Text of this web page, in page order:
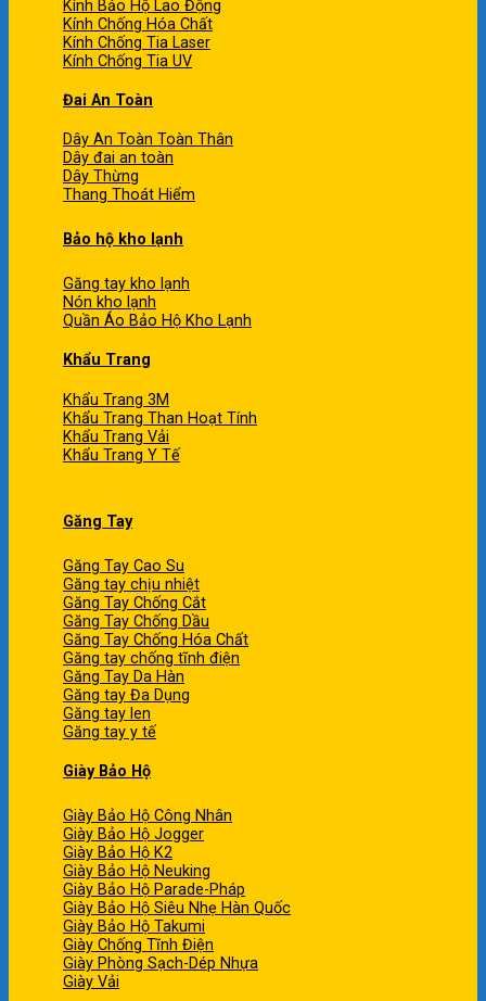
Kính Bảo Hộ Lao Động
Kính Chống Hóa Chất
Kính Chống Tia Laser
Kính Chống Tia UV
Đai An Toàn
Dây An Toàn Toàn Thân
Dây đai an toàn
Dây Thừng
Thang Thoát Hiểm
Bảo hộ kho lạnh
Găng tay kho lạnh
Nón kho lạnh
Quần Áo Bảo Hộ Kho Lạnh
Khẩu Trang
Khẩu Trang 3M
Khẩu Trang Than Hoạt Tính
Khẩu Trang Vải
Khẩu Trang Y Tế
Găng Tay
Găng Tay Cao Su
Găng tay chịu nhiệt
Găng Tay Chống Cắt
Găng Tay Chống Dầu
Găng Tay Chống Hóa Chất
Găng tay chống tĩnh điện
Găng Tay Da Hàn
Găng tay Đa Dụng
Găng tay len
Găng tay y tế
Giày Bảo Hộ
Giày Bảo Hộ Công Nhân
Giày Bảo Hộ Jogger
Giày Bảo Hộ K2
Giày Bảo Hộ Neuking
Giày Bảo Hộ Parade-Pháp
Giày Bảo Hộ Siêu Nhẹ Hàn Quốc
Giày Bảo Hộ Takumi
Giày Chống Tĩnh Điện
Giày Phòng Sạch-Dép Nhựa
Giày Vải